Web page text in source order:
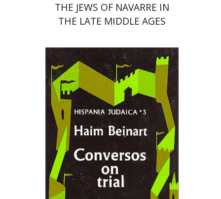
THE JEWS OF NAVARRE IN
THE LATE MIDDLE AGES
חיים ביינארט